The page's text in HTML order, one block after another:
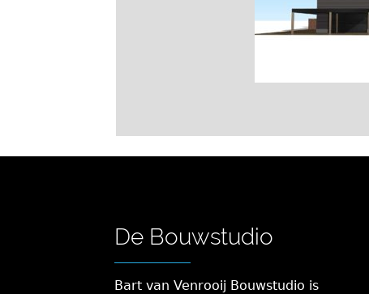
De Bouwstudio
Bart van Venrooij Bouwstudio is